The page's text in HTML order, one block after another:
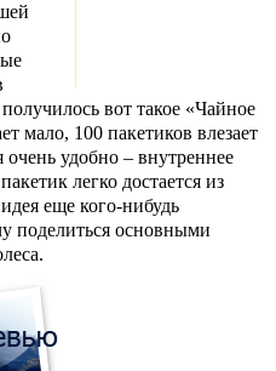
вот такое «Чайное
мало, 100 пакетиков влезает
очень удобно – внутреннее
легко достается из
еще кого-нибудь
поделиться основными